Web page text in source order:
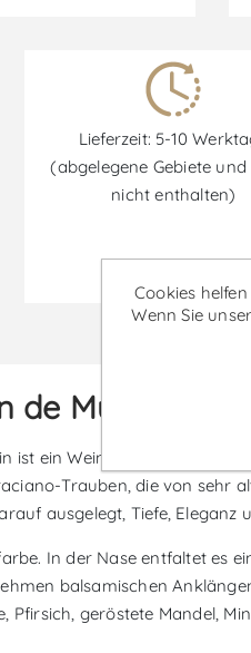
Lieferzeit: 5-10
(abgelegene Gebiete und
nicht enthalten)
Rabatte sind
de Murua
ist ein Wein in limitierter
Trauben, die von sehr
ausgelegt, Tiefe, Eleganz
In der Nase entfaltet
balsamischen
Pfirsich, geröstete Mandel,
Cookies
Wenn Sie